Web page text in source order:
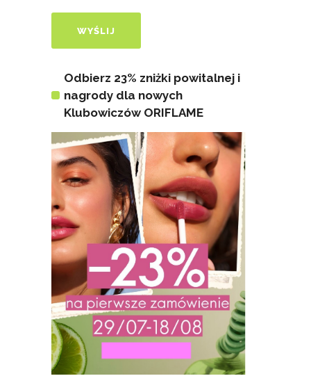
Odbierz 23% zniżki powitalnej i
nagrody dla nowych
Klubowiczów ORIFLAME